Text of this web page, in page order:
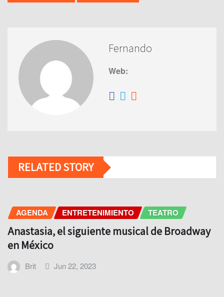
Fernando
Web:
RELATED STORY
AGENDA ENTRETENIMIENTO TEATRO
Anastasia, el siguiente musical de Broadway
en México
Brit Jun 22, 2023